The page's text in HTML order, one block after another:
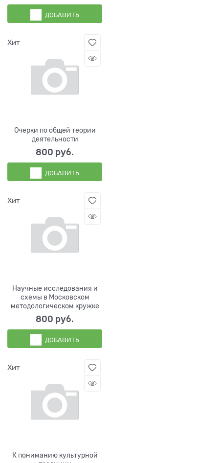
ДОБАВИТЬ
Хит
Очерки по общей теории
деятельности
800 руб.
ДОБАВИТЬ
Хит
Научные исследования и
схемы в Московском
методологическом кружке
800 руб.
ДОБАВИТЬ
Хит
К пониманию культурной